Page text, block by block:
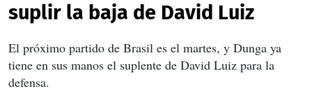
suplir la baja de David Luiz
El próximo partido de Brasil es el martes, y Dunga ya
tiene en sus manos el suplente de David Luiz para la
defensa.